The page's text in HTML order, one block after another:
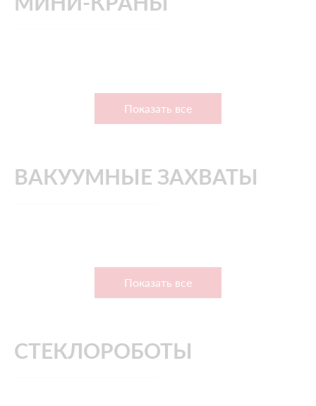
Показать все
ВАКУУМНЫЕ ЗАХВАТЫ
Показать все
СТЕКЛОРОБОТЫ